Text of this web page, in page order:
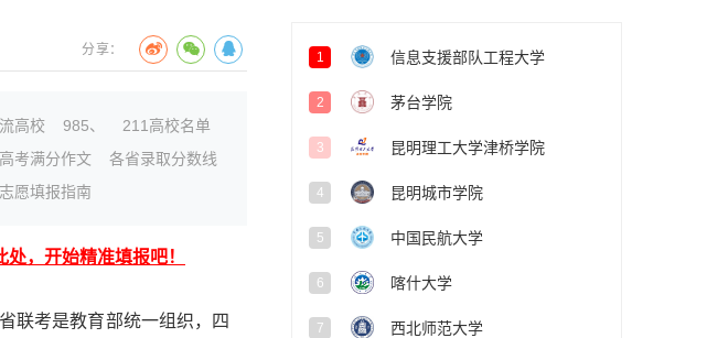
分享：
高校 985、
211高校名单
考满分作文
各省录取分数线
愿填报指南
处，开始精准填报吧！
联考是教育部统一组织，四
1 信息支援部队工程大学
2 茅台学院
3 昆明理工大学津桥学院
4 昆明城市学院
5 中国民航大学
6 喀什大学
7 西北师范大学